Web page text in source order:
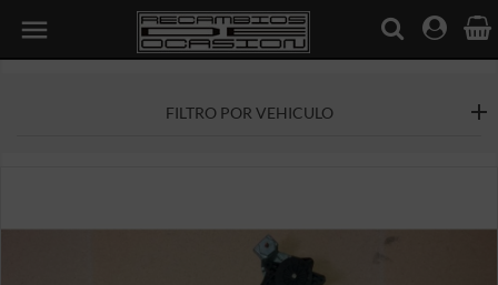

FILTRO POR VEHICULO